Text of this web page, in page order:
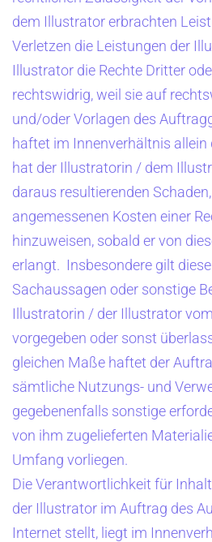
dem Illustrator erbrachten
Verletzen die Leistungen der
Illustrator die Rechte Dritter
rechtswidrig, weil sie auf
und/oder Vorlagen des
haftet im Innenverhältnis allein
hat der Illustratorin / dem
daraus resultierenden
angemessenen Kosten einer
hinzuweisen, sobald er von
erlangt. Insbesondere gilt
Sachaussagen oder sonstige
Illustratorin / der Illustrator
vorgegeben oder sonst
gleichen Maße haftet der
sämtliche Nutzungs- und
gegebenenfalls sonstige
von ihm zugelieferten
Umfang vorliegen.
Die Verantwortlichkeit für
der Illustrator im Auftrag des
Internet stellt, liegt im